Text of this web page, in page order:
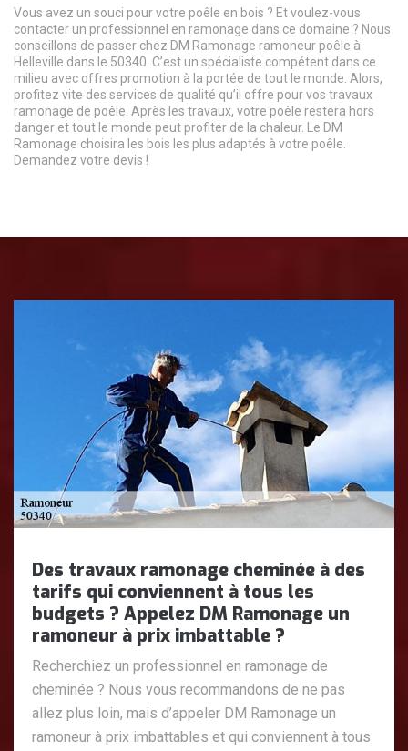
Vous avez un souci pour votre poêle en bois ? Et voulez-vous
contacter un professionnel en ramonage dans ce domaine ? Nous
conseillons de passer chez DM Ramonage ramoneur poêle à
Helleville dans le 50340. C’est un spécialiste compétent dans ce
milieu avec offres promotion à la portée de tout le monde. Alors,
profitez vite des services de qualité qu’il offre pour vos travaux
ramonage de poêle. Après les travaux, votre poêle restera hors
danger et tout le monde peut profiter de la chaleur. Le DM
Ramonage choisira les bois les plus adaptés à votre poêle.
Demandez votre devis !
Des travaux ramonage cheminée à des
tarifs qui conviennent à tous les
budgets ? Appelez DM Ramonage un
ramoneur à prix imbattable ?
Recherchiez un professionnel en ramonage de
cheminée ? Nous vous recommandons de ne pas
allez plus loin, mais d’appeler DM Ramonage un
ramoneur à prix imbattables et qui conviennent à tous